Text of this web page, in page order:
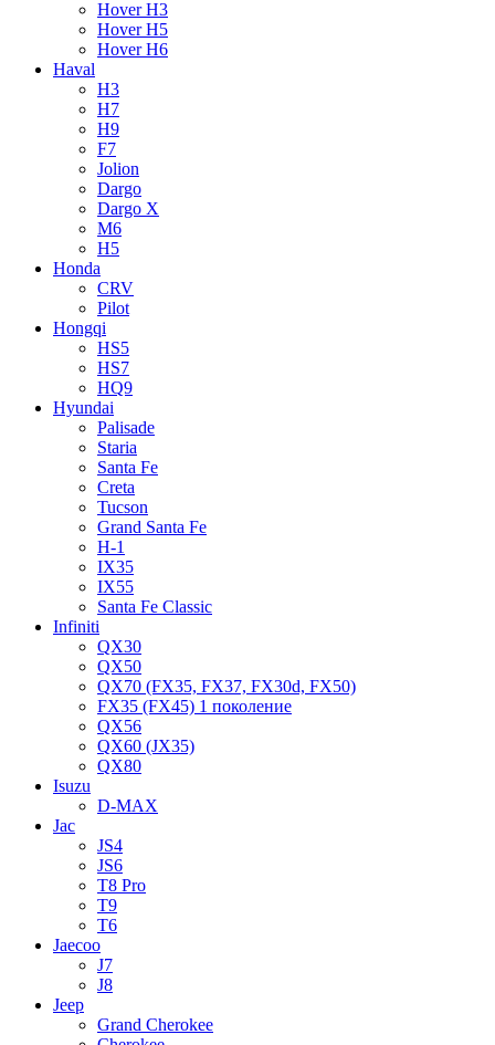
Hover H3
Hover H5
Hover H6
Haval
H3
H7
H9
F7
Jolion
Dargo
Dargo X
M6
H5
Honda
CRV
Pilot
Hongqi
HS5
HS7
HQ9
Hyundai
Palisade
Staria
Santa Fe
Creta
Tucson
Grand Santa Fe
H-1
IX35
IX55
Santa Fe Classic
Infiniti
QX30
QX50
QX70 (FX35, FX37, FX30d, FX50)
FX35 (FX45) 1 поколение
QX56
QX60 (JX35)
QX80
Isuzu
D-MAX
Jac
JS4
JS6
T8 Pro
T9
T6
Jaecoo
J7
J8
Jeep
Grand Cherokee